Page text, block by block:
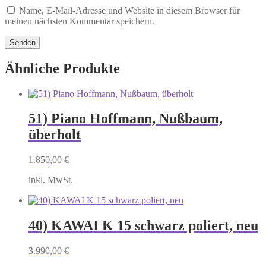
Name, E-Mail-Adresse und Website in diesem Browser für
meinen nächsten Kommentar speichern.
Ähnliche Produkte
51) Piano Hoffmann, Nußbaum,
überholt
1.850,00 €
inkl. MwSt.
40) KAWAI K 15 schwarz poliert, neu
3.990,00 €